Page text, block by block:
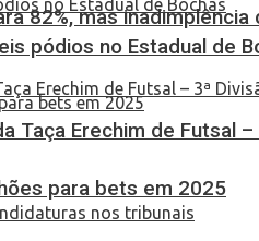
82%, mas inadimplência
para bets em 2025
pódios no Estadual de
Taça Erechim de Futsal –